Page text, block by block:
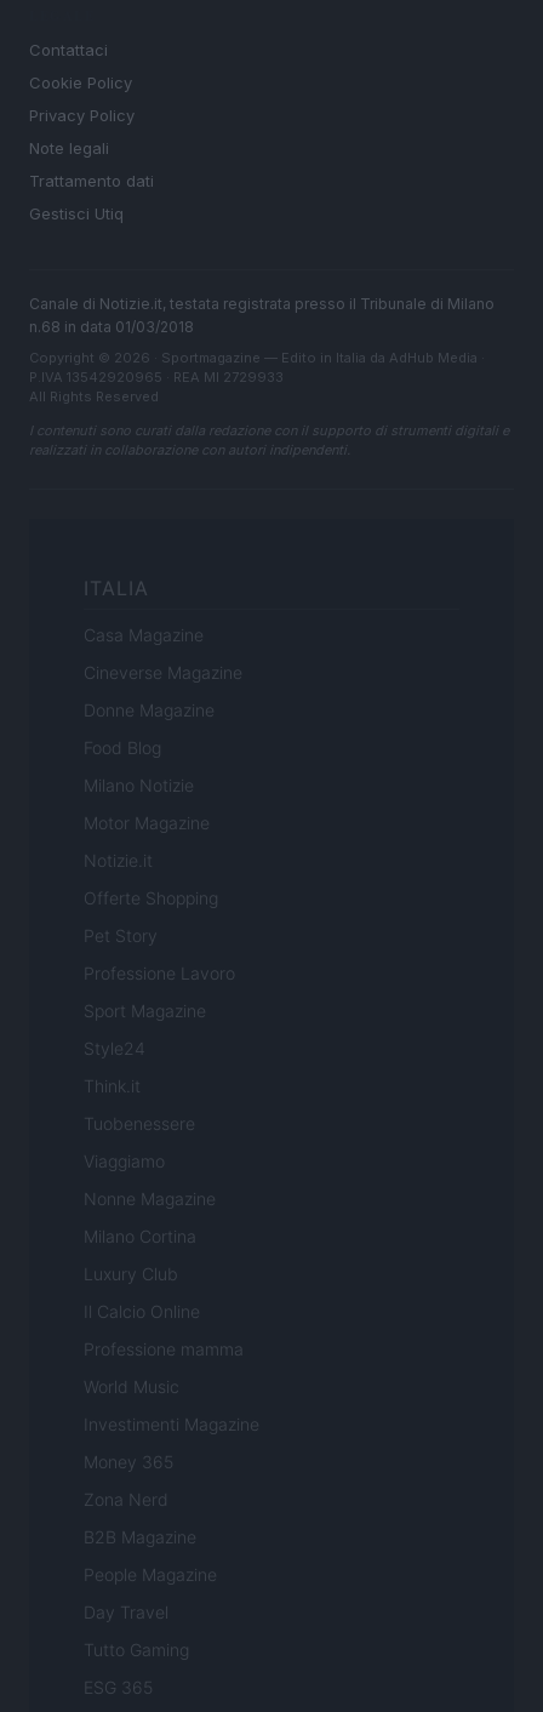
Contattaci
Cookie Policy
Privacy Policy
Note legali
Trattamento dati
Gestisci Utiq
Canale di Notizie.it, testata registrata presso il Tribunale di Milano
n.68 in data 01/03/2018
Copyright © 2026 · Sportmagazine — Edito in Italia da AdHub Media
P.IVA 13542920965 · REA MI 2729933
All Rights Reserved
I contenuti sono curati dalla redazione con il supporto di strumenti digitali e
realizzati in collaborazione con autori indipendenti.
ITALIA
Casa Magazine
Cineverse Magazine
Donne Magazine
Food Blog
Milano Notizie
Motor Magazine
Notizie.it
Offerte Shopping
Pet Story
Professione Lavoro
Sport Magazine
Style24
Think.it
Tuobenessere
Viaggiamo
Nonne Magazine
Milano Cortina
Luxury Club
Il Calcio Online
Professione mamma
World Music
Investimenti Magazine
Money 365
Zona Nerd
B2B Magazine
People Magazine
Day Travel
Tutto Gaming
ESG 365